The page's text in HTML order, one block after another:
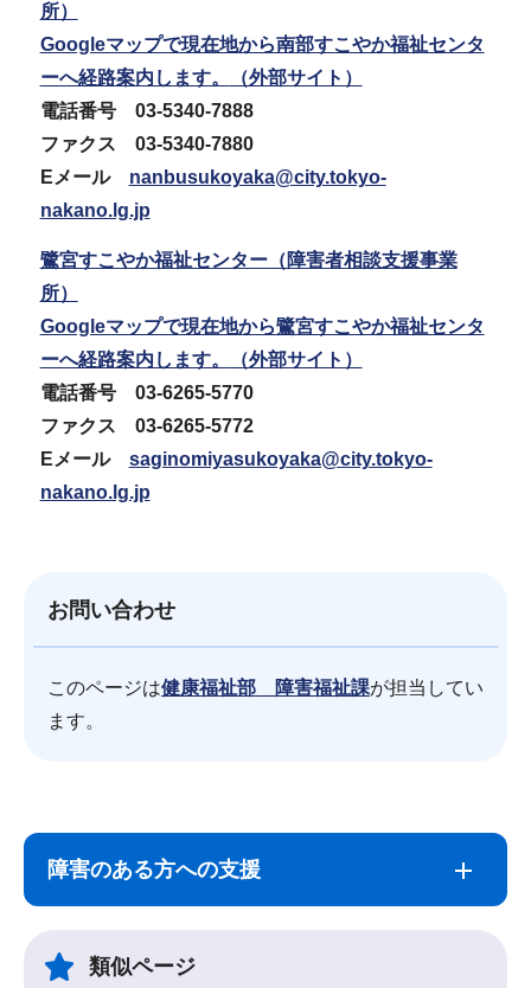
所）
Googleマップで現在地から南部すこやか福祉センタ
ーへ経路案内します。
（外部サイト）
電話番号 03-5340-7888
ファクス 03-5340-7880
Eメール nanbusukoyaka@city.tokyo-
nakano.lg.jp
鷺宮すこやか福祉センター（障害者相談支援事業
所）
Googleマップで現在地から鷺宮すこやか福祉センタ
ーへ経路案内します。
（外部サイト）
電話番号 03-6265-5770
ファクス 03-6265-5772
Eメール saginomiyasukoyaka@city.tokyo-
nakano.lg.jp
お問い合わせ
このページは健康福祉部 障害福祉課が担当してい
ます。
こ
障害のある方への支援
類似ページ